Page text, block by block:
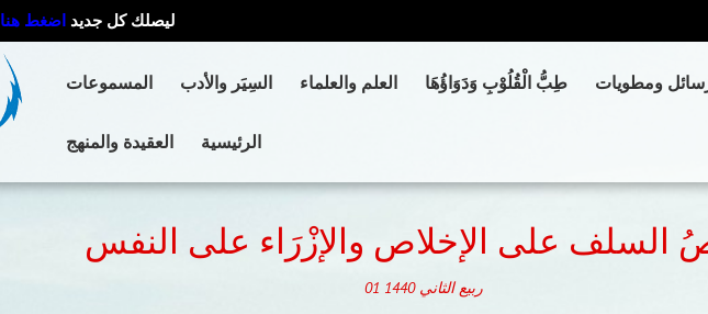
ليصلك كل جديد اضغط هنا
المسموعات السِيَر والأدب العلم والعلماء طِبُّ الْقُلُوْبِ وَدَوَاؤُهَا ومطويات
العقيدة والمنهج الرئيسية
السلف على الإخلاص والإزْرَاء على النفس
01 ربيع الثاني 1440